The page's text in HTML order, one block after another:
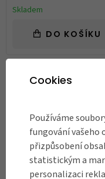
Skladem
DO KOŠÍKU
Cookies
Používáme
fungování vašeho
přizpůsobení
statistickým a
personalizaci